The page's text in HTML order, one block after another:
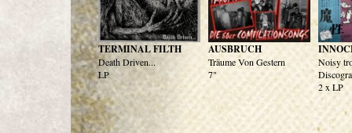
TERMINAL FILTH
Death Driven...
LP
AUSBRUCH
Träume Von Gestern
7"
Noisy
2 x LP